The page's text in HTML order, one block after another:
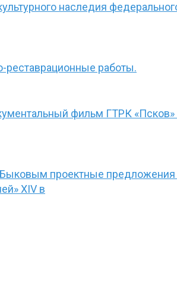
наследия
реставрационные работы.
фильм ГТРК
проектные
XIV в